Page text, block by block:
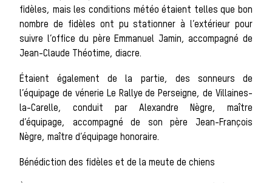
Les chevaux de
chasse
Les veneurs
fidèles, mais les conditions météo étaient telles que bon
nombre de fidèles ont pu stationner à l’extérieur pour
suivre l’office du père Emmanuel Jamin, accompagné de
Jean-Claude Théotime, diacre.
Étaient également de la partie, des sonneurs de
l’équipage de vénerie Le Rallye de Perseigne, de Villaines-
la-Carelle, conduit par Alexandre Nègre, maître
d’équipage, accompagné de son père Jean-François
Nègre, maître d’équipage honoraire.
Bénédiction des fidèles et de la meute de chiens